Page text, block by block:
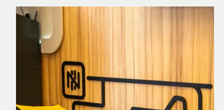
Nomad Explorer
Cartão de crédito brasileiro com cashback
em dólar